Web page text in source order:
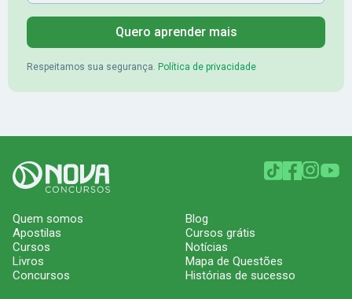
Quero aprender mais
Respeitamos sua segurança. Política de privacidade
Quem somos
Apostilas
Cursos
Livros
Concursos
Blog
Cursos grátis
Notícias
Mapa de Questões
Histórias de sucesso